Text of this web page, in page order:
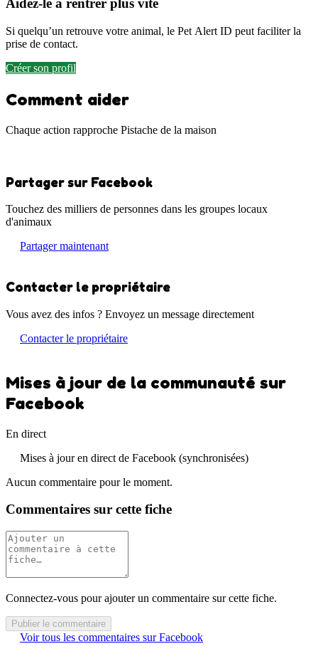
Aidez-le à rentrer plus vite
Si quelqu’un retrouve votre animal, le Pet Alert ID peut faciliter la
prise de contact.
Créer son profil
Comment aider
Chaque action rapproche Pistache de la maison
Partager sur Facebook
Touchez des milliers de personnes dans les groupes locaux
d'animaux
Partager maintenant
Contacter le propriétaire
Vous avez des infos ? Envoyez un message directement
Contacter le propriétaire
Mises à jour de la communauté sur
Facebook
En direct
Mises à jour en direct de Facebook (synchronisées)
Aucun commentaire pour le moment.
Commentaires sur cette fiche
Connectez-vous pour ajouter un commentaire sur cette fiche.
Publier le commentaire
Voir tous les commentaires sur Facebook